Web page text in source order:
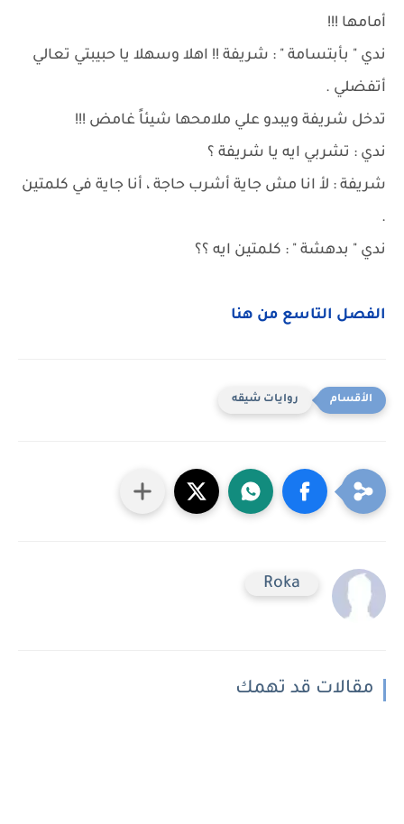
أمامها !!!
ندي " بأبتسامة " : شريفة !! اهلا وسهلا يا حبيبتي تعالي
أتفضلي .
تدخل شريفة ويبدو علي ملامحها شيئاً غامض !!!
ندي : تشربي ايه يا شريفة ؟
شريفة : لأ انا مش جاية أشرب حاجة ، أنا جاية في كلمتين
.
ندي " بدهشة " : كلمتين ايه ؟؟
الفصل التاسع من هنا
روايات شيقه
Roka
مقالات قد تهمك